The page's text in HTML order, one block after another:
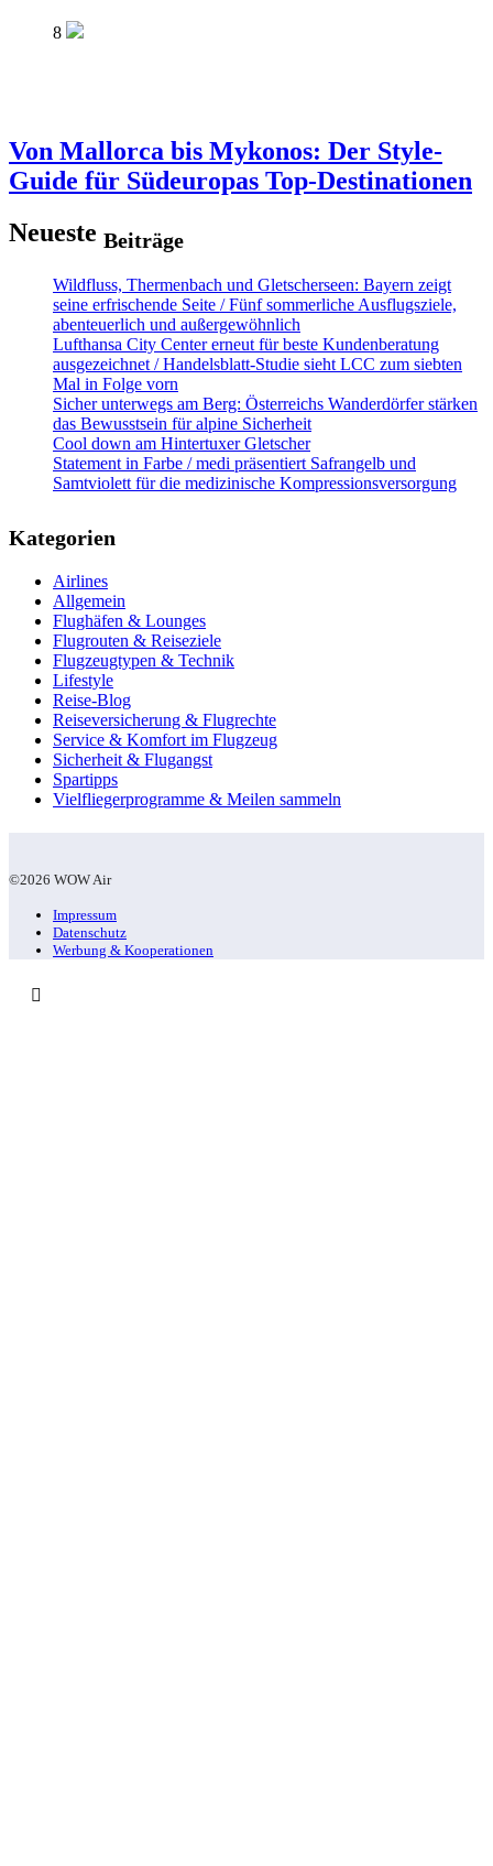
8
Von Mallorca bis Mykonos: Der Style-
Guide für Südeuropas Top-Destinationen
Neueste Beiträge
Wildfluss, Thermenbach und Gletscherseen: Bayern zeigt
seine erfrischende Seite / Fünf sommerliche Ausflugsziele,
abenteuerlich und außergewöhnlich
Lufthansa City Center erneut für beste Kundenberatung
ausgezeichnet / Handelsblatt-Studie sieht LCC zum siebten
Mal in Folge vorn
Sicher unterwegs am Berg: Österreichs Wanderdörfer stärken
das Bewusstsein für alpine Sicherheit
Cool down am Hintertuxer Gletscher
Statement in Farbe / medi präsentiert Safrangelb und
Samtviolett für die medizinische Kompressionsversorgung
Kategorien
Airlines
Allgemein
Flughäfen & Lounges
Flugrouten & Reiseziele
Flugzeugtypen & Technik
Lifestyle
Reise-Blog
Reiseversicherung & Flugrechte
Service & Komfort im Flugzeug
Sicherheit & Flugangst
Spartipps
Vielfliegerprogramme & Meilen sammeln
©2026 WOW Air
Impressum
Datenschutz
Werbung & Kooperationen